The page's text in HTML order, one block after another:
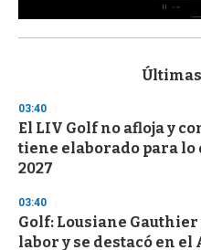
s
d
s
o
f
3
s
e
c
o
03:40
El LIV Golf no afloja y
tiene elaborado para lo
2027
03:40
Golf: Lousiane
labor y se destacó en